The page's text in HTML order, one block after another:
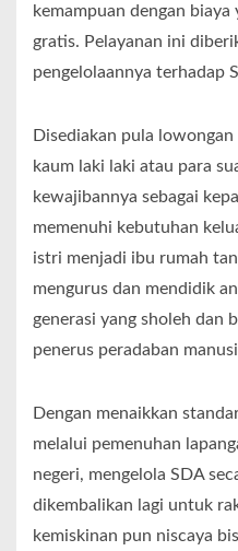
kemampuan dengan
gratis. Pelayanan ini
pengelolaannya terhadap
Disediakan pula
kaum laki laki atau para
kewajibannya sebagai
memenuhi kebutuhan
istri menjadi ibu rumah
mengurus dan mendidik
generasi yang sholeh dan
penerus peradaban
Dengan menaikkan
melalui pemenuhan
negeri, mengelola SDA
dikembalikan lagi untuk
kemiskinan pun niscaya